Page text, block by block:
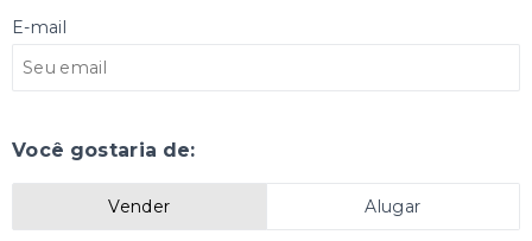
E-mail
Você gostaria de:
Vender Alugar